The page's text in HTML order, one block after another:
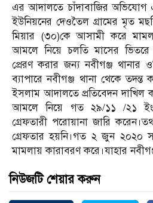
এর আদালতে চাঁদাবাজির অভিযোগ
ইউনিয়নের দেওতৈল গ্রামের মৃত
মিয়ার (৩০)কে আসামী করে
আমলে নিয়ে চলতি মাসের ভিতরে
প্রেরণ করার জন্য নবীগঞ্জ থানার
ব্যাপারে নবীগঞ্জ থানা থেকে
ইসলাম আদালতে প্রতিবেদন দাখিল
আমলে নিয়ে গত ২৯/১১ /২১ ইং
গ্রেফতারী পরোয়ানা জারি
গ্রেফতার হয়নি।গত ২ জুন ২০২০
মামলায় কারাবরণ করে।যাহার
নিউজটি শেয়ার করুন